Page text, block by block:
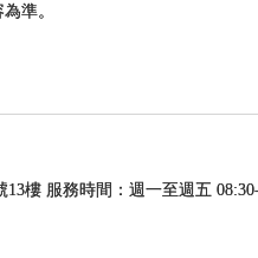
準。
樓 服務時間：週一至週五 08:30-